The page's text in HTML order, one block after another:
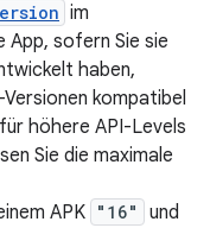
im
App, sofern Sie sie
haben,
kompatibel
höhere API-Levels
Sie die maximale
APK "16"
und